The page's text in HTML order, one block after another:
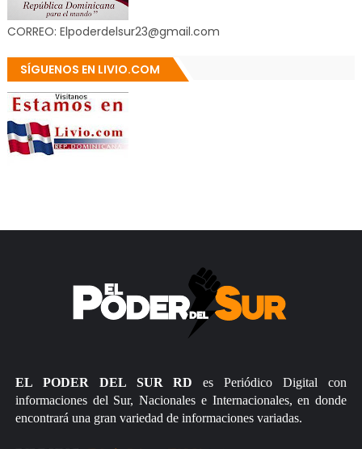
CORREO: Elpoderdelsur23@gmail.com
SÍGUENOS EN LIVIO.COM
EL PODER DEL SUR RD es Periódico Digital con
informaciones del Sur, Nacionales e Internacionales, en donde
encontrará una gran variedad de informaciones variadas.